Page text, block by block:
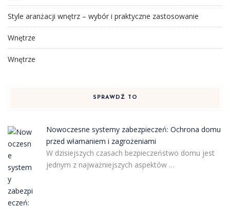
Style aranżacji wnętrz – wybór i praktyczne zastosowanie
Wnętrze
Wnętrze
SPRAWDŹ TO
Nowoczesne systemy zabezpieczeń: Ochrona domu
przed włamaniem i zagrożeniami
W dzisiejszych czasach bezpieczeństwo domu jest
jednym z najważniejszych aspektów …